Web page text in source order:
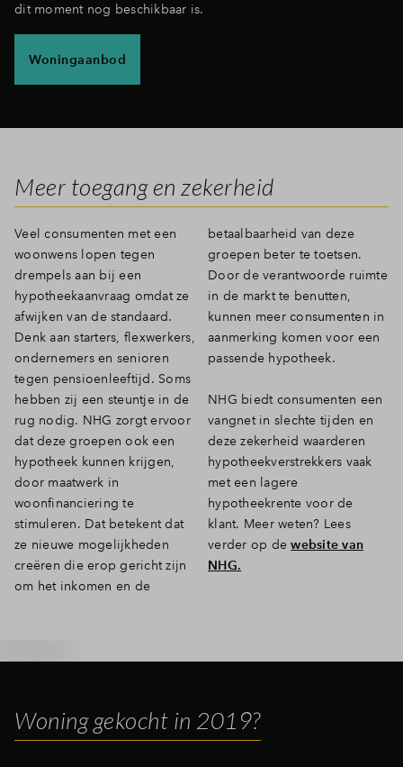
dit moment nog beschikbaar is.
Woningaanbod
Meer toegang en zekerheid
Veel consumenten met een
woonwens lopen tegen
drempels aan bij een
hypotheekaanvraag omdat ze
afwijken van de standaard.
Denk aan starters, flexwerkers,
ondernemers en senioren
tegen pensioenleeftijd. Soms
hebben zij een steuntje in de
rug nodig. NHG zorgt ervoor
dat deze groepen ook een
hypotheek kunnen krijgen,
door maatwerk in
woonfinanciering te
stimuleren. Dat betekent dat
ze nieuwe mogelijkheden
creëren die erop gericht zijn
om het inkomen en de
betaalbaarheid van deze
groepen beter te toetsen.
Door de verantwoorde ruimte
in de markt te benutten,
kunnen meer consumenten in
aanmerking komen voor een
passende hypotheek.
NHG biedt consumenten een
vangnet in slechte tijden en
deze zekerheid waarderen
hypotheekverstrekkers vaak
met een lagere
hypotheekrente voor de
klant. Meer weten? Lees
verder op dewebsite van
NHG.
Woning gekocht in 2019?